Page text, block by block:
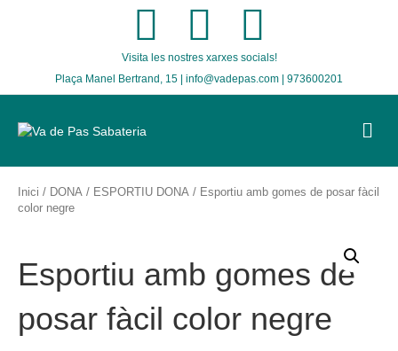
a
b
o
k
w
t
r
n
a
r
a
Visita les nostres xarxes socials!
Plaça Manel Bertrand, 15 | info@vadepas.com | 973600201
N
Inici / DONA / ESPORTIU DONA / Esportiu amb gomes de posar fàcil
color negre
Esportiu amb gomes de
posar fàcil color negre